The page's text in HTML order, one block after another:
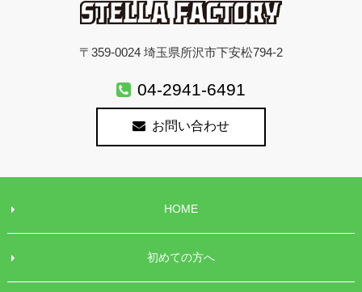
〒359-0024 埼玉県所沢市下安松794-2
04-2941-6491
お問い合わせ
HOME
初めての方へ